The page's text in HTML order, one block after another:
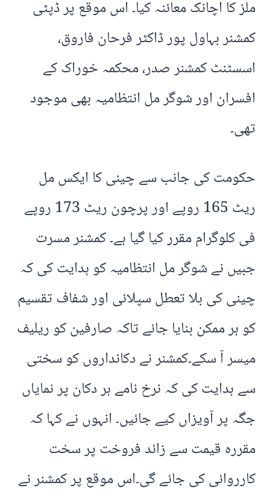
ملز کا اچانک معائنہ کیا۔ اس موقع پر ڈپٹی
کمشنر بہاول پور ڈاکٹر فرحان فاروق،
اسسٹنٹ کمشنر صدر، محکمہ خوراک کے
افسران اور شوگر مل انتظامیہ بھی موجود
تھی۔
حکومت کی جانب سے چینی کا ایکس مل
ریٹ 165 روپے اور پرچون ریٹ 173 روپے
فی کلوگرام مقرر کیا گیا ہے۔ کمشنر مسرت
جبیں نے شوگر مل انتظامیہ کو ہدایت کی کہ
چینی کی بلا تعطل سپلائی اور شفاف تقسیم
کو ہر ممکن بنایا جائے تاکہ صارفین کو ریلیف
میسر آ سکے۔کمشنر نے دکانداروں کو سختی
سے ہدایت کی کہ نرخ نامے ہر دکان پر نمایاں
جگہ پر آویزاں کیے جائیں۔ انہوں نے کہا کہ
مقررہ قیمت سے زائد فروخت پر سخت
کارروائی کی جائے گی۔اس موقع پر کمشنر نے